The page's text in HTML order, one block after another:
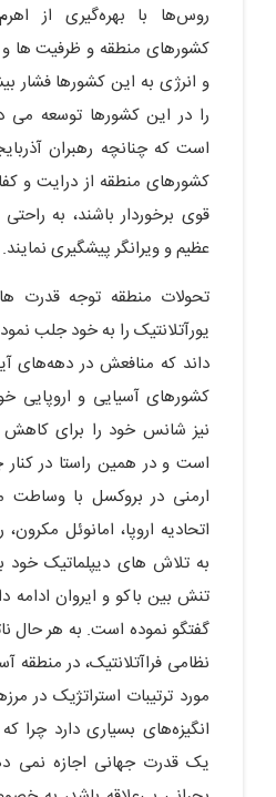
روس‌ها با بهره‌گیری از
کشورهای منطقه و ظرفیت ها
و انرژی به این کشورها فشار
را در این کشورها توسعه می
است که چنانچه رهبران
کشورهای منطقه از درایت و
قوی برخوردار باشند، به راحتی
عظیم و ویرانگر پیشگیری نمایند.
تحولات منطقه توجه قدرت
یورآتلانتیک را به خود جلب
داند که منافعش در دهه‌های
کشورهای آسیایی و اروپایی
نیز شانس خود را برای
است و در همین راستا در کنار
ارمنی در بروکسل با
اتحادیه اروپا، امانوئل
به تلاش های دیپلماتیک خود
تنش بین باکو و ایروان ادامه
گفتگو نموده است. به هر حال
نظامی فراآتلانتیک، در منطقه
مورد ترتیبات استراتژیک در
انگیزه‌های بسیاری دارد چرا
یک قدرت جهانی اجازه نمی